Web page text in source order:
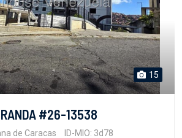
15
#26-13538
de Caracas ID-MIO: 3d78